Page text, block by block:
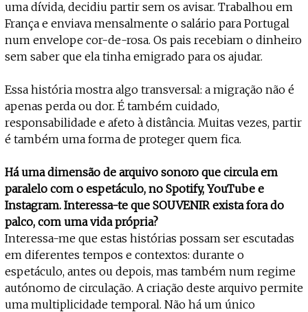
uma dívida, decidiu partir sem os avisar. Trabalhou em
França e enviava mensalmente o salário para Portugal
num envelope cor-de-rosa. Os pais recebiam o dinheiro
sem saber que ela tinha emigrado para os ajudar.
Essa história mostra algo transversal: a migração não é
apenas perda ou dor. É também cuidado,
responsabilidade e afeto à distância. Muitas vezes, partir
é também uma forma de proteger quem fica.
Há uma dimensão de arquivo sonoro que circula em
paralelo com o espetáculo, no Spotify, YouTube e
Instagram. Interessa-te que SOUVENIR exista fora do
palco, com uma vida própria?
Interessa-me que estas histórias possam ser escutadas
em diferentes tempos e contextos: durante o
espetáculo, antes ou depois, mas também num regime
autónomo de circulação. A criação deste arquivo permite
uma multiplicidade temporal. Não há um único